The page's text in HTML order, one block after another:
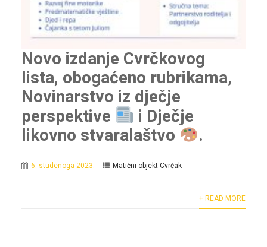
Novo izdanje Cvrčkovog
lista, obogaćeno rubrikama,
Novinarstvo iz dječje
perspektive
i Dječje
likovno stvaralaštvo
.
6. studenoga 2023. Matični objekt Cvrčak
+ READ MORE